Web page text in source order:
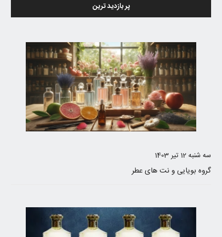
پر بازدید ترین
سه شنبه 12 تیر 1403
گروه بویایی و نت های عطر